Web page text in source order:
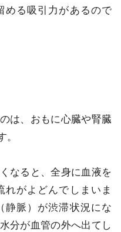
める吸引力があるので
は、おもに心臓や腎臓
なると、全身に血液を
がよどんでしまいま
静脈）が渋滞状況にな
分が血管の外へ出てし